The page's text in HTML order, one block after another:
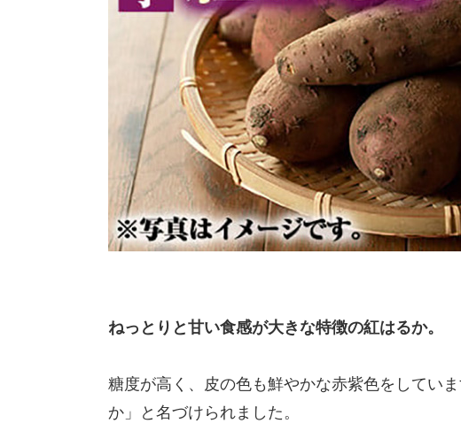
ねっとりと甘い食感が大きな特徴の紅はるか。
糖度が高く、皮の色も鮮やかな赤紫色をしてい
か」と名づけられました。